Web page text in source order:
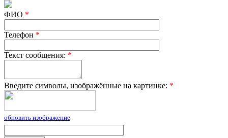
ФИО *
Телефон *
Текст сообщения: *
Введите символы, изображённые на картинке: *
обновить изображение